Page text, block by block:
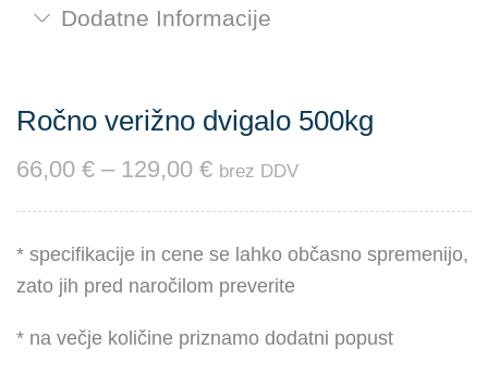
Dodatne Informacije
Ročno verižno dvigalo 500kg
66,00 € – 129,00 € brez DDV
* specifikacije in cene se lahko občasno spremenijo,
zato jih pred naročilom preverite
* na večje količine priznamo dodatni popust